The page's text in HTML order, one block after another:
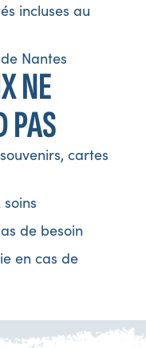
incluses au
Nantes
NE
PAS
cartes
de besoin
en cas de